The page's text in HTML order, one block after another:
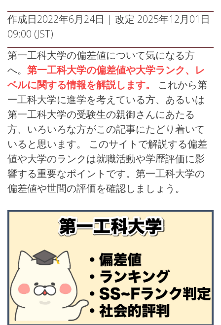
作成日2022年6月24日 | 改定 2025年12月01日
09:00 (JST)
第一工科大学の偏差値について気になる方
へ。 第一工科大学の偏差値や大学ランク、レ
ベルに関する情報を解説します。
これから第
一工科大学に進学を考えている方、あるいは
第一工科大学の受験生の親御さんにあたる
方、いろいろな方がこの記事にたどり着いて
いると思います。 このサイトで解説する偏差
値や大学のランクは就職活動や学歴評価に影
響する重要なポイントです。第一工科大学の
偏差値や世間の評価を確認しましょう。